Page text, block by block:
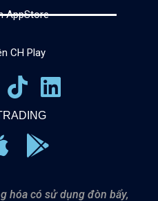
AppStore
CH Play
hóa có sử dụng đòn bẩy,